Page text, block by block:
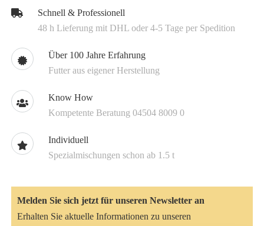
Schnell & Professionell
48 h Lieferung mit DHL oder 4-5 Tage per Spedition
Über 100 Jahre Erfahrung
Futter aus eigener Herstellung
Know How
Kompetente Beratung 04504 8009 0
Individuell
Spezialmischungen schon ab 1.5 t
Melden Sie sich jetzt für unseren Newsletter an
Erhalten Sie aktuelle Informationen zu unseren